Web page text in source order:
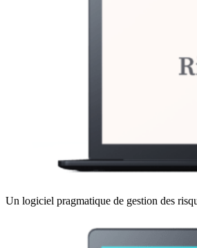
Un logiciel pragmatique de gestion des